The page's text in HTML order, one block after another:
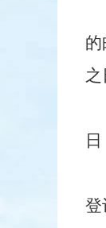
之
日
登